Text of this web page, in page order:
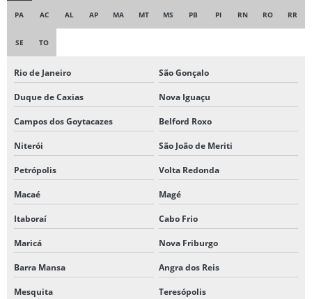
PA AC AL AP MA MT MS PB PI RN RO RR
SE TO
Rio de Janeiro São Gonçalo
Duque de Caxias Nova Iguaçu
Campos dos Goytacazes Belford Roxo
Niterói São João de Meriti
Petrópolis Volta Redonda
Macaé Magé
Itaboraí Cabo Frio
Maricá Nova Friburgo
Barra Mansa Angra dos Reis
Mesquita Teresópolis